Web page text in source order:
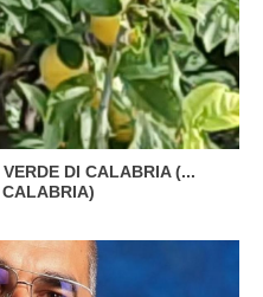
DI CALABRIA (...
CALABRIA)